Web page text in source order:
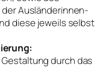
Ausländerinnen-
diese jeweils selbst
durch das